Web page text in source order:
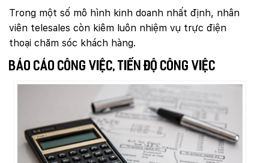
Trong một số mô hình kinh doanh nhất định, nhân
viên telesales còn kiêm luôn nhiệm vụ trực điện
thoại chăm sóc khách hàng.
Báo cáo công việc, tiến độ công việc